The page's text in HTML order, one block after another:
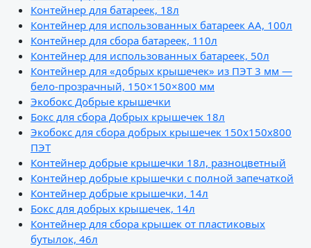
Контейнер для батареек, 18л
Контейнер для использованных батареек АА, 100л
Контейнер для сбора батареек, 110л
Контейнер для использованных батареек, 50л
Контейнер для «добрых крышечек» из ПЭТ 3 мм —
бело-прозрачный, 150×150×800 мм
Экобокс Добрые крышечки
Бокс для сбора Добрых крышечек 18л
Экобокс для сбора добрых крышечек 150х150х800
ПЭТ
Контейнер добрые крышечки 18л, разноцветный
Контейнер добрые крышечки с полной запечаткой
Контейнер добрые крышечки, 14л
Бокс для добрых крышечек, 14л
Контейнер для сбора крышек от пластиковых
бутылок, 46л